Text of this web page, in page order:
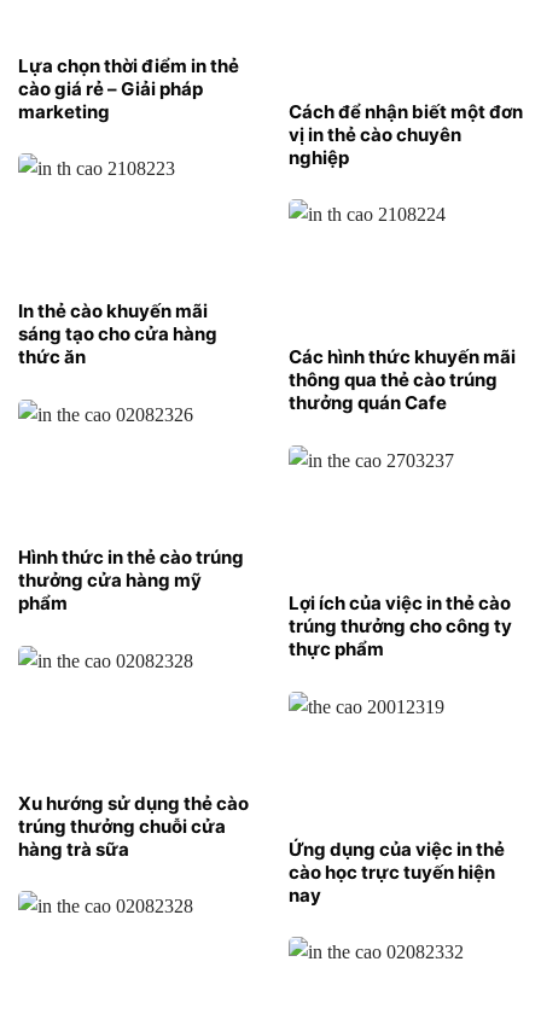
Lựa chọn thời điểm in thẻ
cào giá rẻ – Giải pháp
marketing
Cách để nhận biết một đơn
vị in thẻ cào chuyên
nghiệp
In thẻ cào khuyến mãi
sáng tạo cho cửa hàng
thức ăn
Các hình thức khuyến mãi
thông qua thẻ cào trúng
thưởng quán Cafe
Hình thức in thẻ cào trúng
thưởng cửa hàng mỹ
phẩm
Lợi ích của việc in thẻ cào
trúng thưởng cho công ty
thực phẩm
Xu hướng sử dụng thẻ cào
trúng thưởng chuỗi cửa
hàng trà sữa
Ứng dụng của việc in thẻ
cào học trực tuyến hiện
nay